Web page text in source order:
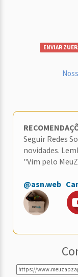
ENVIAR
Seguir Redes
novidades.
"Vim pelo
@asn.web